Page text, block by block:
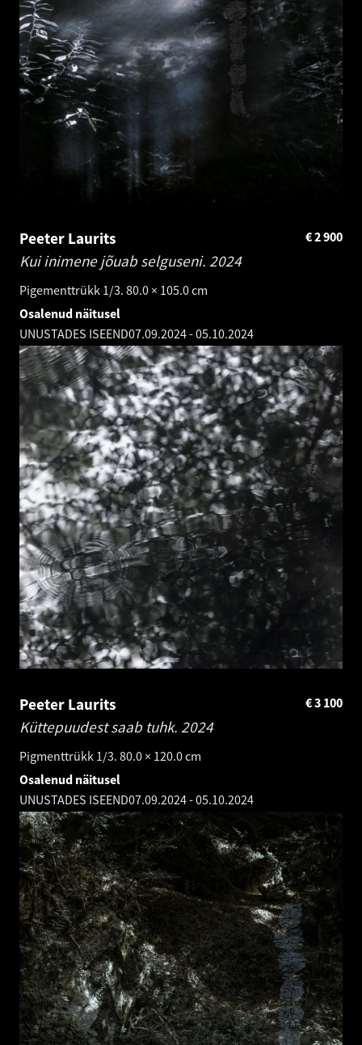
Peeter Laurits
Kui inimene jõuab selguseni. 2024
Pigementtrükk 1/3. 80.0 × 105.0 cm
2 900
€
Osalenud näitusel
UNUSTADES ISEEND07.09.2024-05.10.2024
Peeter Laurits
Küttepuudest saab tuhk. 2024
Pigmenttrükk 1/3. 80.0 × 120.0 cm
3 100
€
Osalenud näitusel
UNUSTADES ISEEND07.09.2024-05.10.2024